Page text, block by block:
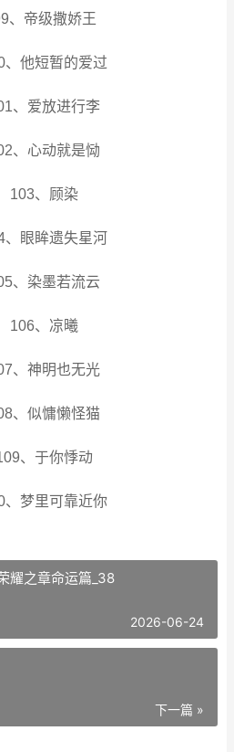
、帝级撒娇王
、他短暂的爱过
、爱放进行李
、心动就是恸
103、顾染
、眼眸遗失星河
、染墨若流云
106、凉曦
、神明也无光
、似慵懒怪猫
、于你悸动
、梦里可靠近你
耀之章命运篇_38
2026-06-24
下一篇 »